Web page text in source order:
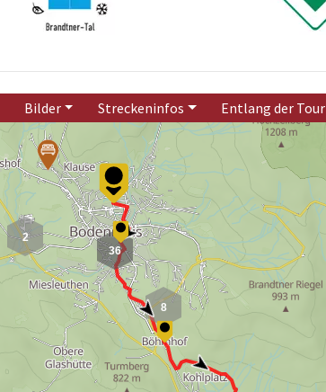
Bilder Streckeninfos Entlang der Tour
2
8
36